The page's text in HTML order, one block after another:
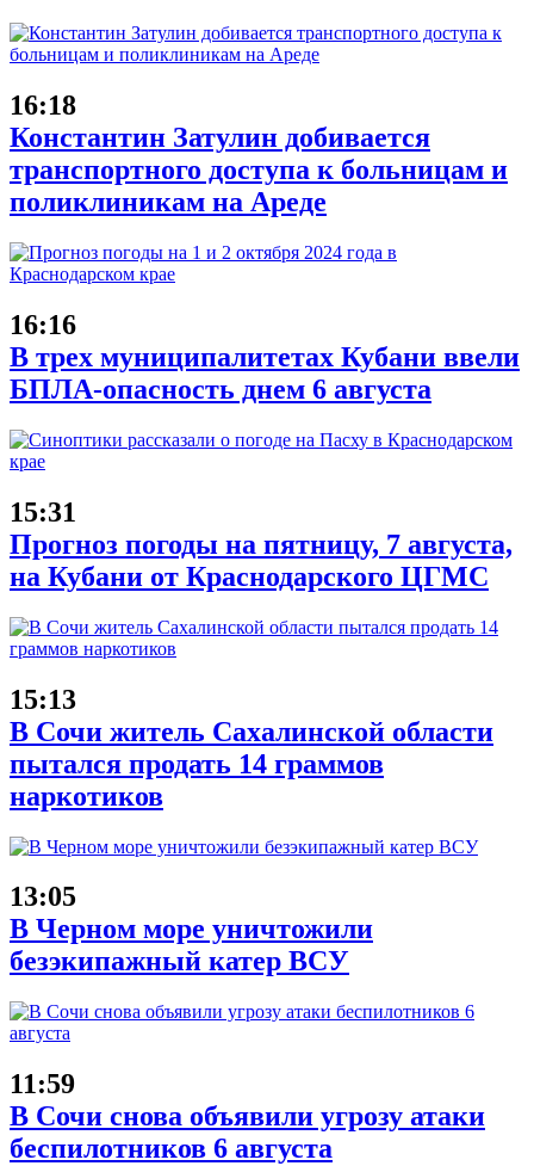
16:18
Константин Затулин добивается
транспортного доступа к больницам и
поликлиникам на Ареде
16:16
В трех муниципалитетах Кубани ввели
БПЛА-опасность днем 6 августа
15:31
Прогноз погоды на пятницу, 7 августа,
на Кубани от Краснодарского ЦГМС
15:13
В Сочи житель Сахалинской области
пытался продать 14 граммов
наркотиков
13:05
В Черном море уничтожили
безэкипажный катер ВСУ
11:59
В Сочи снова объявили угрозу атаки
беспилотников 6 августа